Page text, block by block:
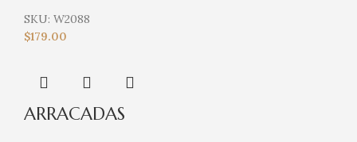
SKU: W2088
$179.00
ARRACADAS